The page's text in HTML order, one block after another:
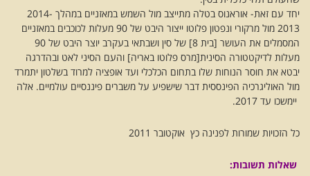
יחד עם זאת- אוראנוס בטלה מתייצב מול השמש במאזניים במהלך 2014-
2013 מול מרקורי ונפטון פלוטו ייצור היבט של 90 מעלות לכוכבים במאזניים
המסמלים את העושר [בית 8] של סין ושבתאי בעקרב יוצר היבט של 90
מעלות לדיקטטורה הסינית[מרס פלוטו באריה] והעם הסיני לאט ובהדרגה
יבטא את חוסר הנוחות שלו בתחום הכלכלי ועד אופציה למרוד בשלטון יתמרד
מול האוליגרכיה הפינססית דבר שישפיע על משברים פיננסיים עולמיים. אלה
יימשכו עד 2017.
כל הזכויות שמורות לפנינה כץ אוקטובר 2011
שאלות תשובות: